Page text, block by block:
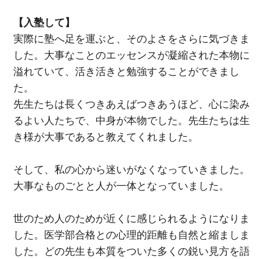
【入塾して】
実際に塾へ足を運ぶと、そのよさをさらに気づきま
した。大事なことのエッセンスが凝縮された本物に
溢れていて、活き活きと勉強することができまし
た。
先生たちは長くつきあえばつきあうほど、心に染み
るよい人たちで、中身が本物でした。先生たちは生
き様が大事であると教えてくれました。
そして、私の心から迷いがなくなっていきました。
大事なものごとと人が一体となっていました。
世のため人のためが近くに感じられるようになりま
した。医学部合格との心理的距離も自然と縮ましま
した。どの先生も本質をついた多くの鋭い見方を語